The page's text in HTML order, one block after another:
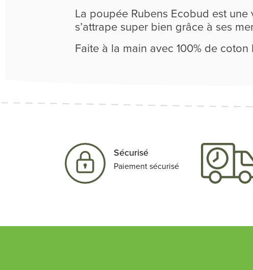
La poupée Rubens Ecobud est
s’attrape super bien grâce à ses
Faite à la main avec 100% de
Sécurisé
Paiement sécurisé